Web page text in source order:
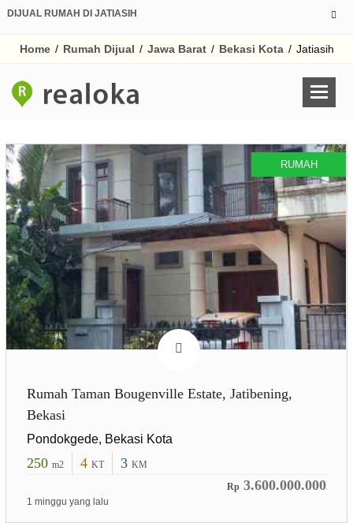
DIJUAL RUMAH DI JATIASIH
Home / Rumah Dijual / Jawa Barat / Bekasi Kota / Jatiasih
RUMAH
Rumah Taman Bougenville Estate, Jatibening,
Bekasi
Pondokgede, Bekasi Kota
250 m2 4 KT 3 KM
Rp 3.600.000.000
1 minggu yang lalu